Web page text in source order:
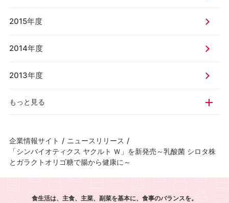
2015年度
2014年度
2013年度
もっと見る
企業情報サイト / ニュースリリース /
「シンバイオティクス ヤクルト Ｗ」を新発売～乳酸菌 シロタ株
とガラクトオリゴ糖で腸から健康に～
食生活は、主食、主菜、副菜を基本に、食事のバランスを。